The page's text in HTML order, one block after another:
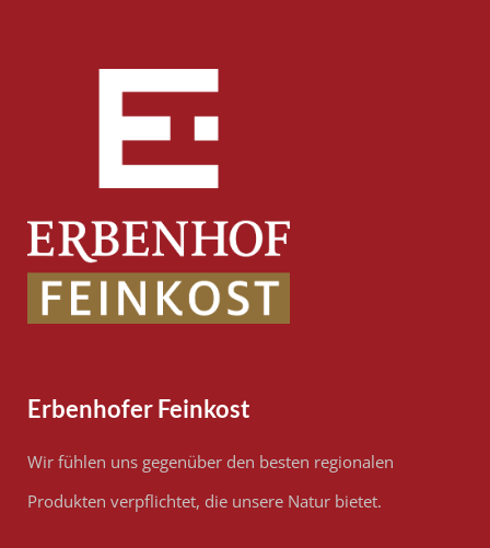
Erbenhofer Feinkost
Wir fühlen uns gegenüber den besten regionalen
Produkten verpflichtet, die unsere Natur bietet.